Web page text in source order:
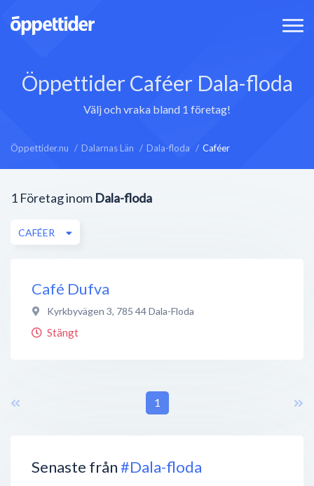
Öppettider Caféer Dala-floda
Välj och vraka bland 1 företag!
Öppettider.nu Dalarnas Län Dala-floda Caféer
Senaste från#Dala-floda
1 Företag inom Dala-floda
CAFÉER
Café Dufva
Kyrkbyvägen 3, 785 44Dala-Floda
Stängt
1